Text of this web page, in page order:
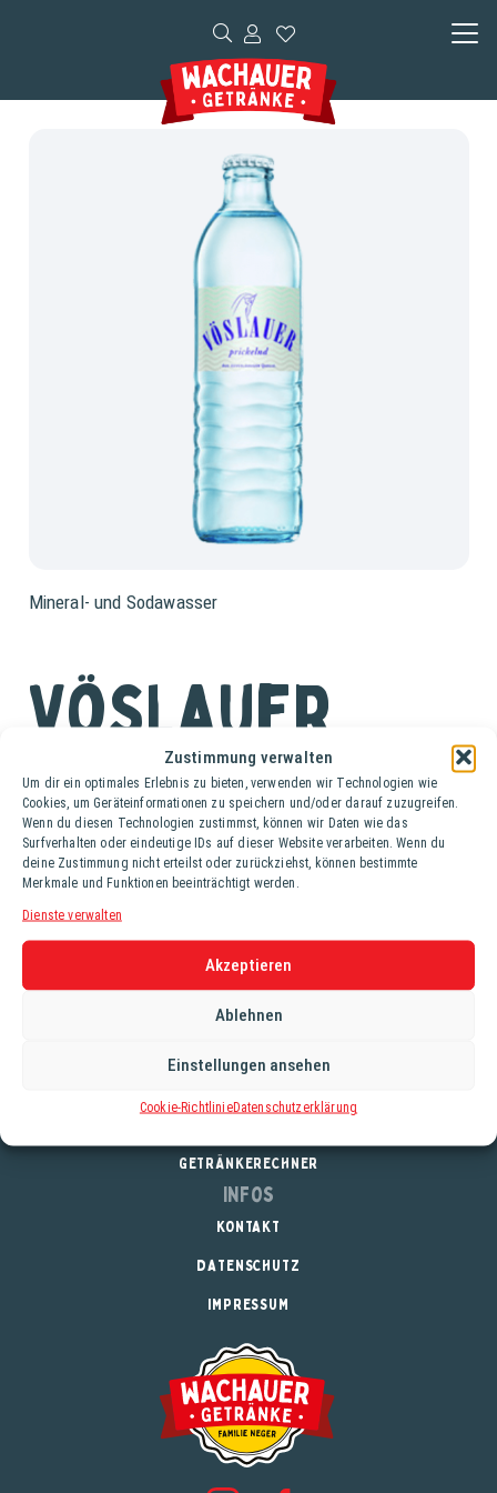
Zustimmung verwalten
Um dir ein optimales Erlebnis zu bieten, verwenden wir Technologien wie
Cookies, um Geräteinformationen zu speichern und/oder darauf zuzugreifen.
Wenn du diesen Technologien zustimmst, können wir Daten wie das
Surfverhalten oder eindeutige IDs auf dieser Website verarbeiten. Wenn du
deine Zustimmung nicht erteilst oder zurückziehst, können bestimmte
Merkmale und Funktionen beeinträchtigt werden.
Dienste verwalten
Akzeptieren
Ablehnen
Einstellungen ansehen
Cookie-RichtlinieDatenschutzerklärung
Mineral- und Sodawasser
Vöslauer
Prickelnd
Ki. (24 Fl. à 0,33 lt.)
mischen, ist der Klassiker zum Kaffee und stets ein
Service
GETRÄNKERECHNER
Infos
KONTAKT
DATENSCHUTZ
IMPRESSUM